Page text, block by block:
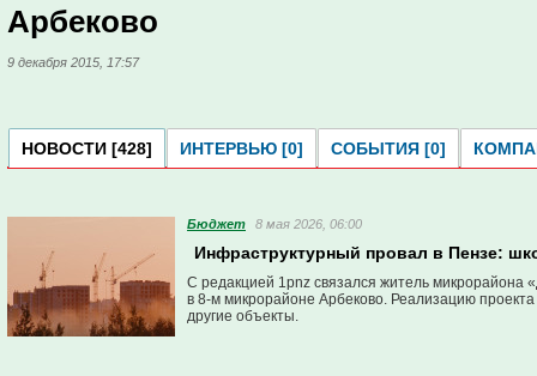
Арбеково
9 декабря 2015, 17:57
НОВОСТИ [428] ИНТЕРВЬЮ [0] СОБЫТИЯ [0]
Бюджет 8 мая 2026, 06:00
Инфраструктурный провал в Пензе:
С редакцией 1pnz связался житель микрорайона
в 8-м микрорайоне Арбеково. Реализацию
другие объекты.